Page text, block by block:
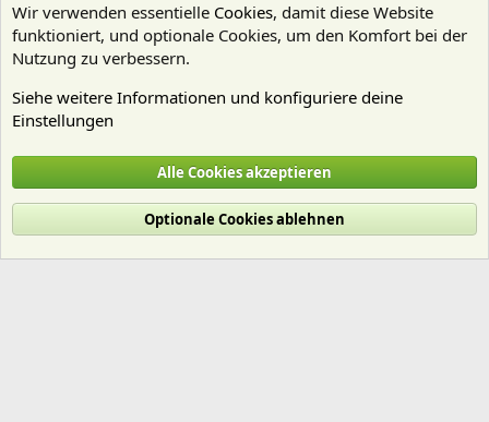
Cookies
Deutsch (Du)
Nutzungsbedingungen
Datenschutz Hilfe und Impressum
R
Wir verwenden essentielle Cookies, damit diese Website
funktioniert, und optionale Cookies, um den Komfort bei der
Nutzung zu verbessern.
Siehe weitere Informationen und konfiguriere deine
Einstellungen
Alle Cookies akzeptieren
Optionale Cookies ablehnen